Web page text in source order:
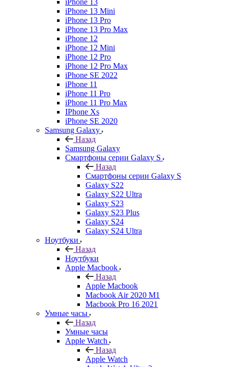
iPhone 13
iPhone 13 Mini
iPhone 13 Pro
iPhone 13 Pro Max
iPhone 12
iPhone 12 Mini
iPhone 12 Pro
iPhone 12 Pro Max
iPhone SE 2022
iPhone 11
iPhone 11 Pro
iPhone 11 Pro Max
IPhone Xs
iPhone SE 2020
Samsung Galaxy
Назад
Samsung Galaxy
Смартфоны серии Galaxy S
Назад
Смартфоны серии Galaxy S
Galaxy S22
Galaxy S22 Ultra
Galaxy S23
Galaxy S23 Plus
Galaxy S24
Galaxy S24 Ultra
Ноутбуки
Назад
Ноутбуки
Apple Macbook
Назад
Apple Macbook
Macbook Air 2020 M1
Macbook Pro 16 2021
Умные часы
Назад
Умные часы
Apple Watch
Назад
Apple Watch